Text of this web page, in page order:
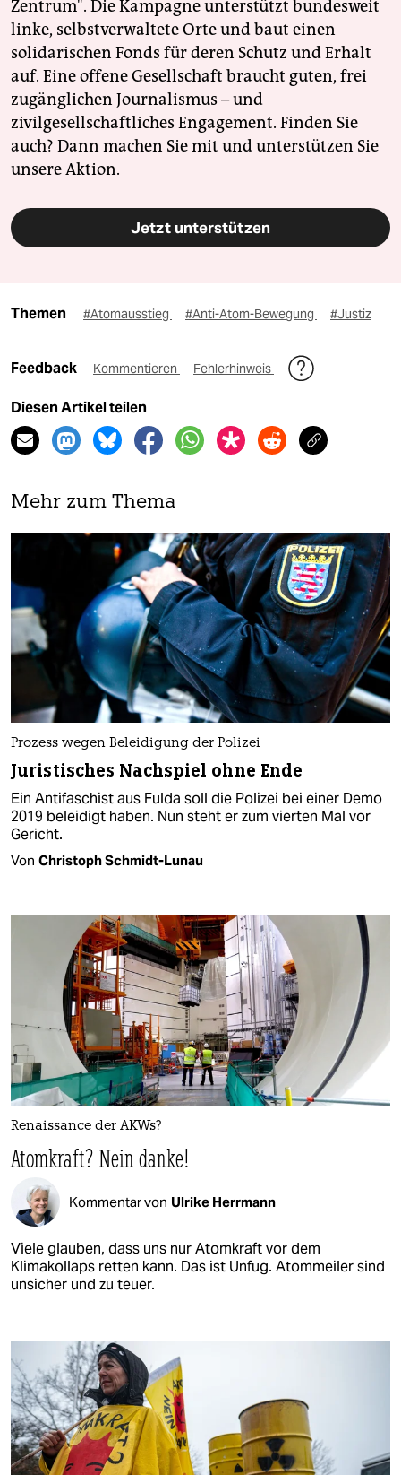
Zentrum". Die Kampagne unterstützt bundesweit
linke, selbstverwaltete Orte und baut einen
solidarischen Fonds für deren Schutz und Erhalt
auf. Eine offene Gesellschaft braucht guten, frei
zugänglichen Journalismus – und
zivilgesellschaftliches Engagement. Finden Sie
auch? Dann machen Sie mit und unterstützen Sie
unsere Aktion.
Jetzt unterstützen
Themen #Atomausstieg #Anti-Atom-Bewegung #Justiz
Feedback Kommentieren Fehlerhinweis
Diesen Artikel teilen
Mehr zum Thema
Prozess wegen Beleidigung der Polizei
Juristisches Nachspiel ohne Ende
Ein Antifaschist aus Fulda soll die Polizei bei einer Demo
2019 beleidigt haben. Nun steht er zum vierten Mal vor
Gericht.
Von Christoph Schmidt-Lunau
Renaissance der AKWs?
Atomkraft? Nein danke!
Kommentar von Ulrike Herrmann
Viele glauben, dass uns nur Atomkraft vor dem
Klimakollaps retten kann. Das ist Unfug. Atommeiler sind
unsicher und zu teuer.